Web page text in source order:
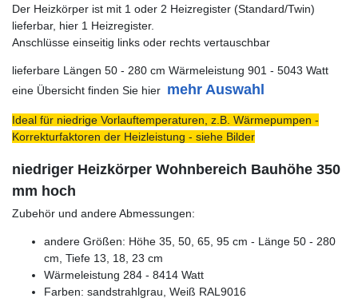
Der Heizkörper ist mit 1 oder 2 Heizregister (Standard/Twin)
lieferbar, hier 1 Heizregister.
Anschlüsse einseitig links oder rechts vertauschbar
lieferbare Längen 50 - 280 cm Wärmeleistung 901 - 5043 Watt
eine Übersicht finden Sie hier mehr Auswahl
Ideal für niedrige Vorlauftemperaturen, z.B. Wärmepumpen -
Korrekturfaktoren der Heizleistung - siehe Bilder
niedriger Heizkörper Wohnbereich Bauhöhe 350
mm hoch
Zubehör und andere Abmessungen:
andere Größen: Höhe 35, 50, 65, 95 cm - Länge 50 - 280
cm, Tiefe 13, 18, 23 cm
Wärmeleistung 284 - 8414 Watt
Farben: sandstrahlgrau, Weiß RAL9016